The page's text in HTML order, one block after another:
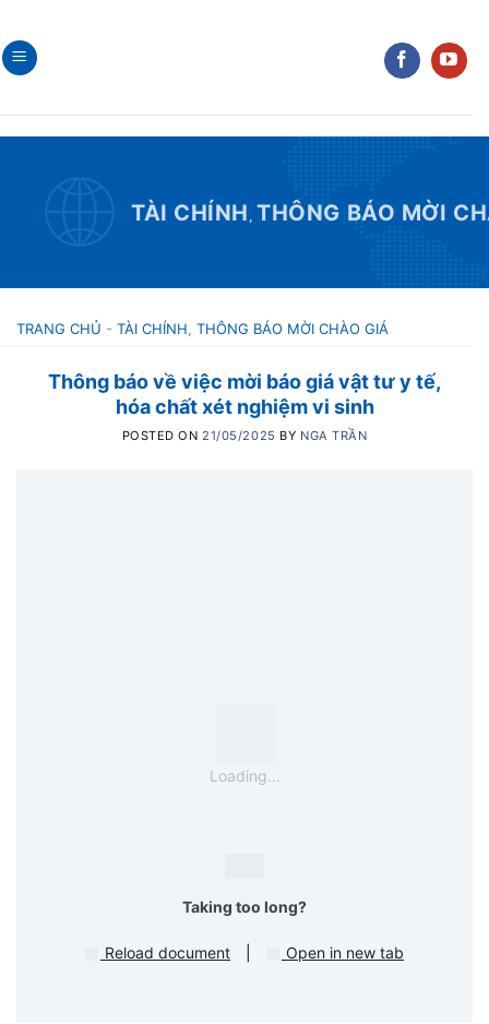
to
content
TÀI CHÍNH , THÔNG BÁO MỜI
TRANG CHỦ - TÀI CHÍNH THÔNG BÁO MỜI CHÀO GIÁ
Thông báo về việc mời báo giá vật tư y tế,
hóa chất xét nghiệm vi sinh
POSTED ON21/05/2025 BY NGA TRẦN
Loading...
Taking too long?
Reload document Open in new tab